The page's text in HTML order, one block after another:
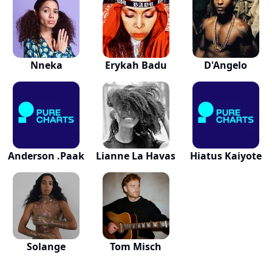
Nneka Erykah Badu D'Angelo
Anderson .Paak Lianne La Havas Hiatus Kaiyote
Solange Tom Misch